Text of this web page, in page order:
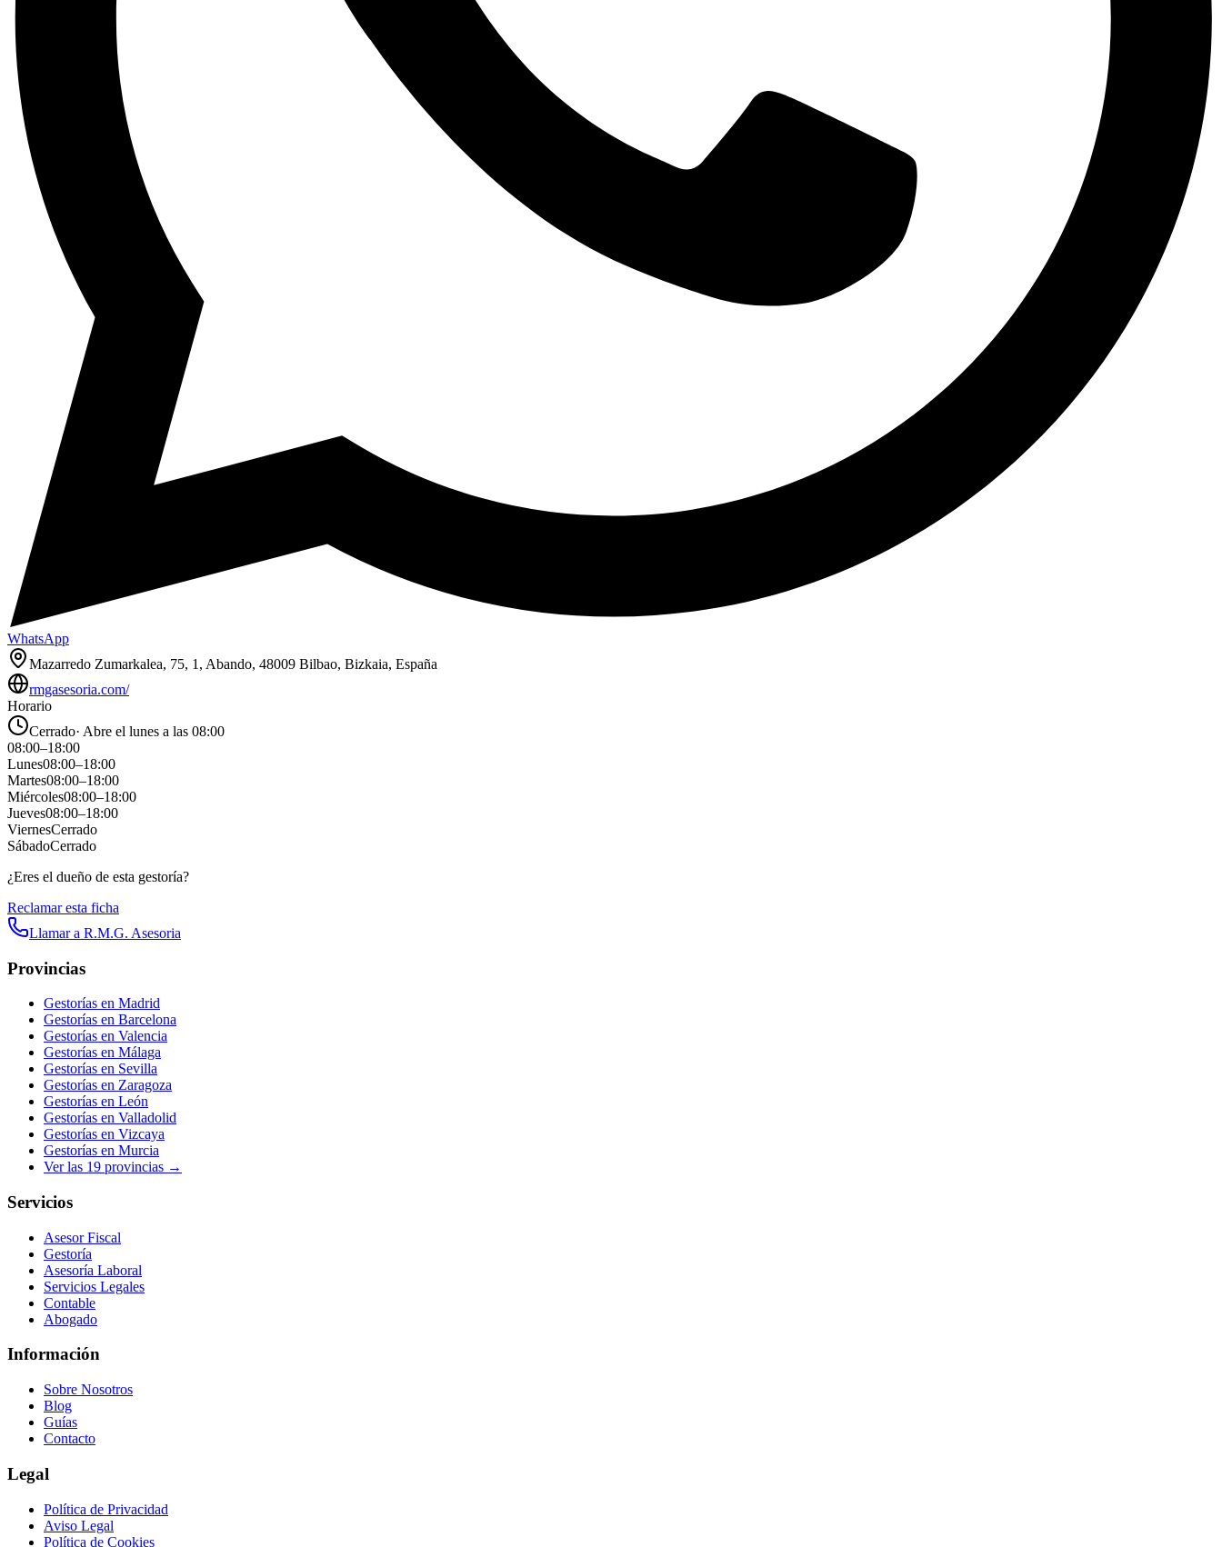
WhatsApp
Mazarredo Zumarkalea, 75, 1, Abando, 48009 Bilbao, Bizkaia, España
rmgasesoria.com/
Horario
Cerrado· Abre el lunes a las 08:00
08:00–18:00
Lunes08:00–18:00
Martes08:00–18:00
Miércoles08:00–18:00
Jueves08:00–18:00
ViernesCerrado
SábadoCerrado
¿Eres el dueño de esta gestoría?
Reclamar esta ficha
Llamar a R.M.G. Asesoria
Provincias
Gestorías en Madrid
Gestorías en Barcelona
Gestorías en Valencia
Gestorías en Málaga
Gestorías en Sevilla
Gestorías en Zaragoza
Gestorías en León
Gestorías en Valladolid
Gestorías en Vizcaya
Gestorías en Murcia
Ver las 19 provincias →
Servicios
Asesor Fiscal
Gestoría
Asesoría Laboral
Servicios Legales
Contable
Abogado
Información
Sobre Nosotros
Blog
Guías
Contacto
Legal
Política de Privacidad
Aviso Legal
Política de Cookies